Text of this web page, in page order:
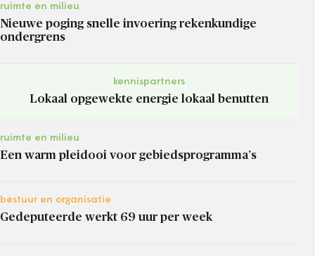
ruimte en milieu
Nieuwe poging snelle invoering rekenkundige
ondergrens
kennispartners
Lokaal opgewekte energie lokaal benutten
ruimte en milieu
Een warm pleidooi voor gebiedsprogramma’s
bestuur en organisatie
Gedeputeerde werkt 69 uur per week